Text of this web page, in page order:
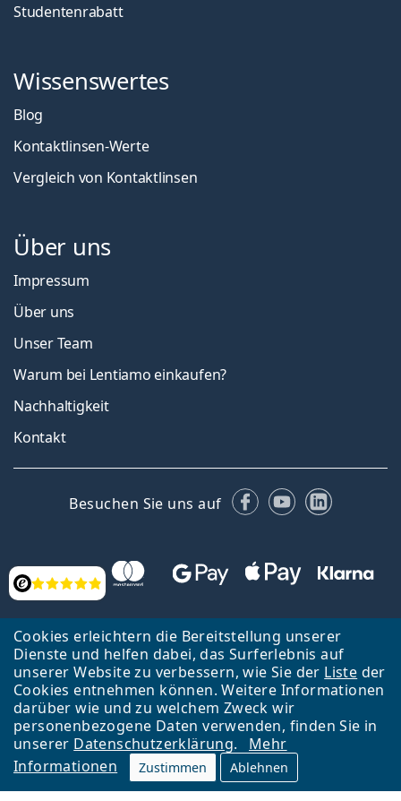
Cookies erleichtern die Bereitstellung unserer
Dienste und helfen dabei, das Surferlebnis auf
unserer Website zu verbessern, wie Sie der Liste der
Cookies entnehmen können. Weitere Informationen
darüber wie und zu welchem Zweck wir
personenbezogene Daten verwenden, finden Sie in
unserer Datenschutzerklärung.
Mehr
Informationen
Zustimmen Ablehnen
Bewertung
Studentenrabatt
Wissenswertes
Blog
Kontaktlinsen-Werte
Vergleich von Kontaktlinsen
Über uns
Impressum
Über uns
Unser Team
Warum bei Lentiamo einkaufen?
Nachhaltigkeit
Kontakt
Besuchen Sie uns auf Facebook
YouTubeLinkedIn
Zurück zur Hauptseite
Nach oben
Lentiamo s.r.o., Tschechien ist Eigentümer und Betreiber des Online-
Shops Lentiamo.at
Seit 18 Jahren sind wir für Sie da.